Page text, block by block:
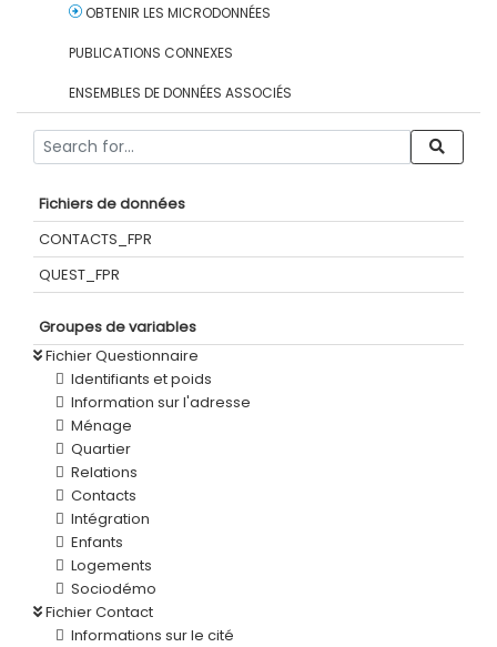
OBTENIR LES MICRODONNÉES
PUBLICATIONS CONNEXES
ENSEMBLES DE DONNÉES ASSOCIÉS
Fichiers de données
CONTACTS_FPR
QUEST_FPR
Groupes de variables
Fichier Questionnaire
Identifiants et poids
Information sur l'adresse
Ménage
Quartier
Relations
Contacts
Intégration
Enfants
Logements
Sociodémo
Fichier Contact
Informations sur le cité